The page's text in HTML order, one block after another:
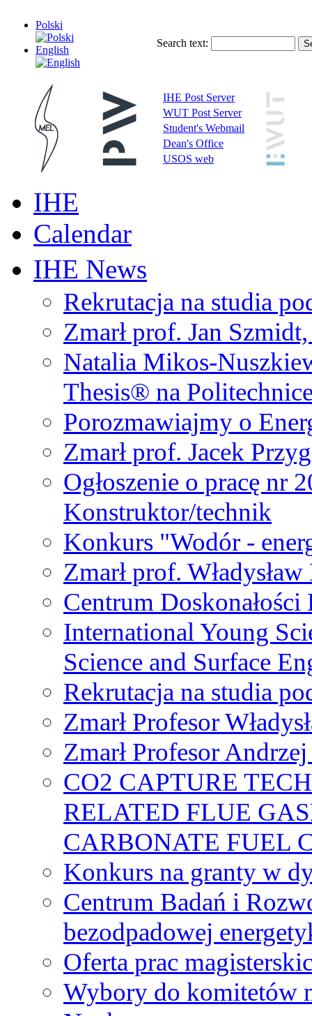
Polski
English
Search text:
IHE Post Server
WUT Post Server
Student's Webmail
Dean's Office
USOS web
IHE
Calendar
IHE News
Rekrutacja na studia
Zmarł prof. Jan
Natalia Mikos-
Thesis® na
Porozmawiajmy o
Zmarł prof. Jacek
Ogłoszenie o pracę nr
Konstruktor/technik
Konkurs "Wodór -
Zmarł prof.
Centrum
International Young
Science and Surface
Rekrutacja na studia
Zmarł Profesor
Zmarł Profesor
CO2 CAPTURE
RELATED FLUE
CARBONATE FUEL
Konkurs na granty w
Centrum Badań i
bezodpadowej
Oferta prac
Wybory do komitetów